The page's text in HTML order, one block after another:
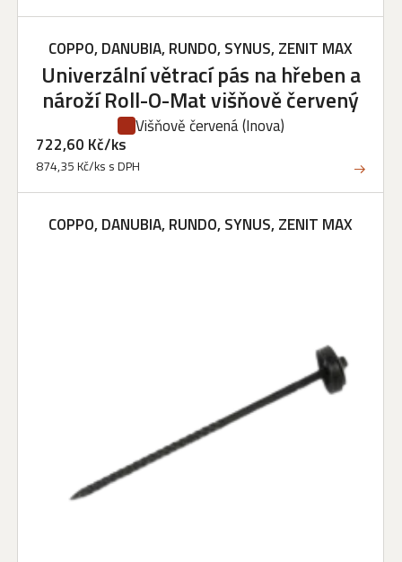
COPPO, DANUBIA, RUNDO, SYNUS, ZENIT MAX
Univerzální větrací pás na hřeben a
nároží Roll-O-Mat višňově červený
Višňově červená(Inova)
722,60 Kč/ks
874,35 Kč/ks s DPH
COPPO, DANUBIA, RUNDO, SYNUS, ZENIT MAX